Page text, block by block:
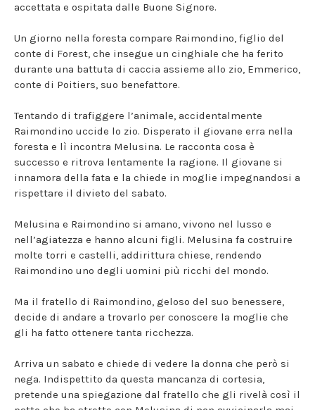
accettata e ospitata dalle Buone Signore.
Un giorno nella foresta compare Raimondino, figlio del
conte di Forest, che insegue un cinghiale che ha ferito
durante una battuta di caccia assieme allo zio, Emmerico,
conte di Poitiers, suo benefattore.
Tentando di trafiggere l’animale, accidentalmente
Raimondino uccide lo zio. Disperato il giovane erra nella
foresta e lì incontra Melusina. Le racconta cosa è
successo e ritrova lentamente la ragione. Il giovane si
innamora della fata e la chiede in moglie impegnandosi a
rispettare il divieto del sabato.
Melusina e Raimondino si amano, vivono nel lusso e
nell’agiatezza e hanno alcuni figli. Melusina fa costruire
molte torri e castelli, addirittura chiese, rendendo
Raimondino uno degli uomini più ricchi del mondo.
Ma il fratello di Raimondino, geloso del suo benessere,
decide di andare a trovarlo per conoscere la moglie che
gli ha fatto ottenere tanta ricchezza.
Arriva un sabato e chiede di vedere la donna che però si
nega. Indispettito da questa mancanza di cortesia,
pretende una spiegazione dal fratello che gli rivelà così il